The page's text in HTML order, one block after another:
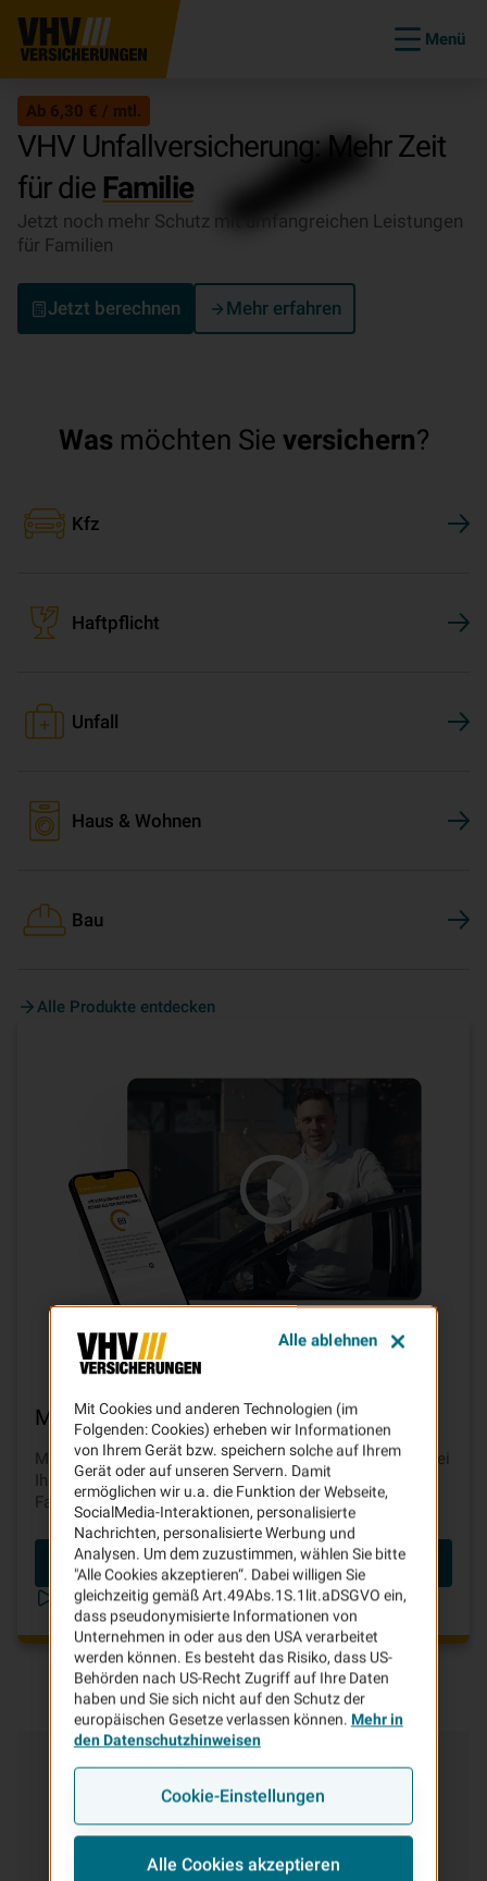
Menü
Ab 6,30 € / mtl.
VHV Unfallversicherung: Mehr Zeit
für die Familie
Jetzt noch mehr Schutz mit umfangreichen Leistungen
für Familien
Jetzt berechnen Mehr erfahren
Was möchten Sie versichern?
Kfz
Haftpflicht
Unfall
Haus & Wohnen
Bau
Alle Produkte entdecken
Mit Telematikbis zu30% sparen
Mit sicherer Fahrweise und dem Baustein TELEMATIK bei
Ihrer Kfz-Versicherung ganz einfach bares Geld beim
Fahren sparen.
Beitrag berechnen
Telematik in unter 2 Minuten erklärt
Kundenservice& Kontakt
In unserem Service-Center finden Sie alles rund um
Ihren Vertrag, die Regulierung von Schäden und viele
weitere Service-Leistungen der VHV.
Mit Cookies und anderen Technologien (im
Folgenden: Cookies) erheben wir Informationen
von Ihrem Gerät bzw. speichern solche auf Ihrem
Gerät oder auf unseren Servern. Damit
ermöglichen wir u.a. die Funktion der Webseite,
SocialMedia-Interaktionen, personalisierte
Nachrichten, personalisierte Werbung und
Analysen. Um dem zuzustimmen, wählen Sie bitte
"Alle Cookies akzeptieren“. Dabei willigen Sie
gleichzeitig gemäß Art.49Abs.1S.1lit.aDSGVO ein,
dass pseudonymisierte Informationen von
Unternehmen in oder aus den USA verarbeitet
werden können. Es besteht das Risiko, dass US-
Behörden nach US-Recht Zugriff auf Ihre Daten
haben und Sie sich nicht auf den Schutz der
europäischen Gesetze verlassen können. Mehr in
den Datenschutzhinweisen
Cookie-Einstellungen
Alle Cookies akzeptieren
Alle ablehnen